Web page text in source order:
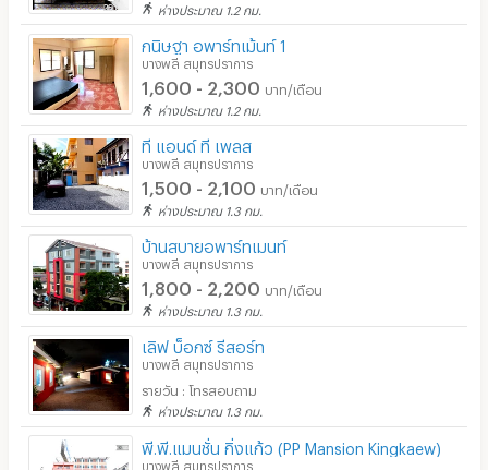
ห่างประมาณ 1.2 กม.
กนิษฐา อพาร์ทเม้นท์ 1
บางพลี สมุทรปราการ
1,600 - 2,300 บาท/เดือน
ห่างประมาณ 1.2 กม.
ที แอนด์ ที เพลส
บางพลี สมุทรปราการ
1,500 - 2,100 บาท/เดือน
ห่างประมาณ 1.3 กม.
บ้านสบายอพาร์ทเมนท์
บางพลี สมุทรปราการ
1,800 - 2,200 บาท/เดือน
ห่างประมาณ 1.3 กม.
เลิฟ บ็อกซ์ รีสอร์ท
บางพลี สมุทรปราการ
รายวัน : โทรสอบถาม
ห่างประมาณ 1.3 กม.
พี.พี.แมนชั่น กิ่งแก้ว (PP Mansion Kingkaew)
บางพลี สมุทรปราการ